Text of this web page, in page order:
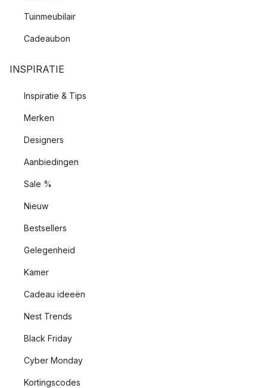
Tuinmeubilair
Cadeaubon
INSPIRATIE
Inspiratie & Tips
Merken
Designers
Aanbiedingen
Sale %
Nieuw
Bestsellers
Gelegenheid
Kamer
Cadeau ideeën
Nest Trends
Black Friday
Cyber Monday
Kortingscodes